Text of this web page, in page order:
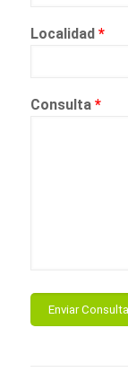
Localidad *
Consulta *